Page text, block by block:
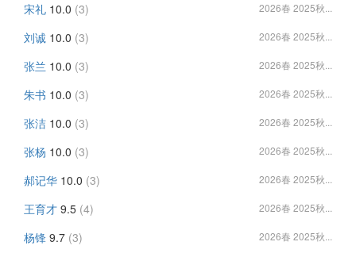
宋礼 10.0 (3) 2026春 2025秋...
刘诚 10.0 (3) 2026春 2025秋...
张兰 10.0 (3) 2026春 2025秋...
朱书 10.0 (3) 2026春 2025秋...
张洁 10.0 (3) 2026春 2025秋...
张杨 10.0 (3) 2026春 2025秋...
郝记华 10.0 (3) 2026春 2025秋...
王育才 9.5 (4) 2026春 2025秋...
杨锋 9.7 (3) 2026春 2025秋...